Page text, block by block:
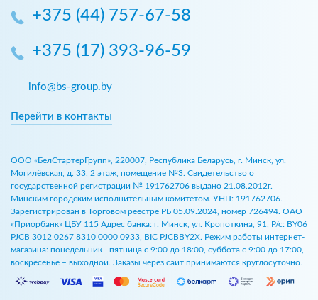
+375 (44) 757-67-58
+375 (17) 393-96-59
info@bs-group.by
Перейти в контакты
ООО «БелСтартерГрупп», 220007, Республика Беларусь, г. Минск, ул.
Могилёвская, д. 33, 2 этаж, помещение №3. Свидетельство о
государственной регистрации № 191762706 выдано 21.08.2012г.
Минским городским исполнительным комитетом. УНП: 191762706.
Зарегистрирован в Торговом реестре РБ 05.09.2024, номер 726494. ОАО
«Приорбанк» ЦБУ 115 Адрес банка: г. Минск, ул. Кропоткина, 91, Р/с: BY06
PJCB 3012 0267 8310 0000 0933, BIC PJCBBY2X. Режим работы интернет-
магазина: понедельник - пятница с 9:00 до 18:00, суббота с 9:00 до 17:00,
воскресенье – выходной. Заказы через сайт принимаются круглосуточно.